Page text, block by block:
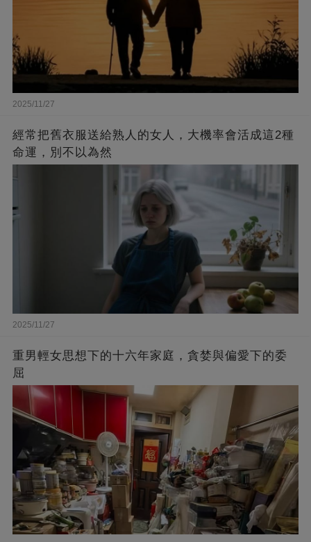
2025/11/27
經常把舊衣服送給熟人的女人，大機率會活成這2種
命運，別不以為然
2025/11/27
重男輕女思想下的十六年家庭，貪婪與偏愛下的委
屈​